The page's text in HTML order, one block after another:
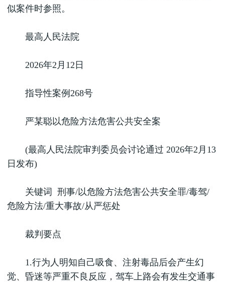
似案件时参照。
最高人民法院
2026年2月12日
指导性案例268号
严某聪以危险方法危害公共安全案
(最高人民法院审判委员会讨论通过 2026年2月13
日发布)
关键词 刑事/以危险方法危害公共安全罪/毒驾/
危险方法/重大事故/从严惩处
裁判要点
1.行为人明知自己吸食、注射毒品后会产生幻
觉、昏迷等严重不良反应，驾车上路会有发生交通事